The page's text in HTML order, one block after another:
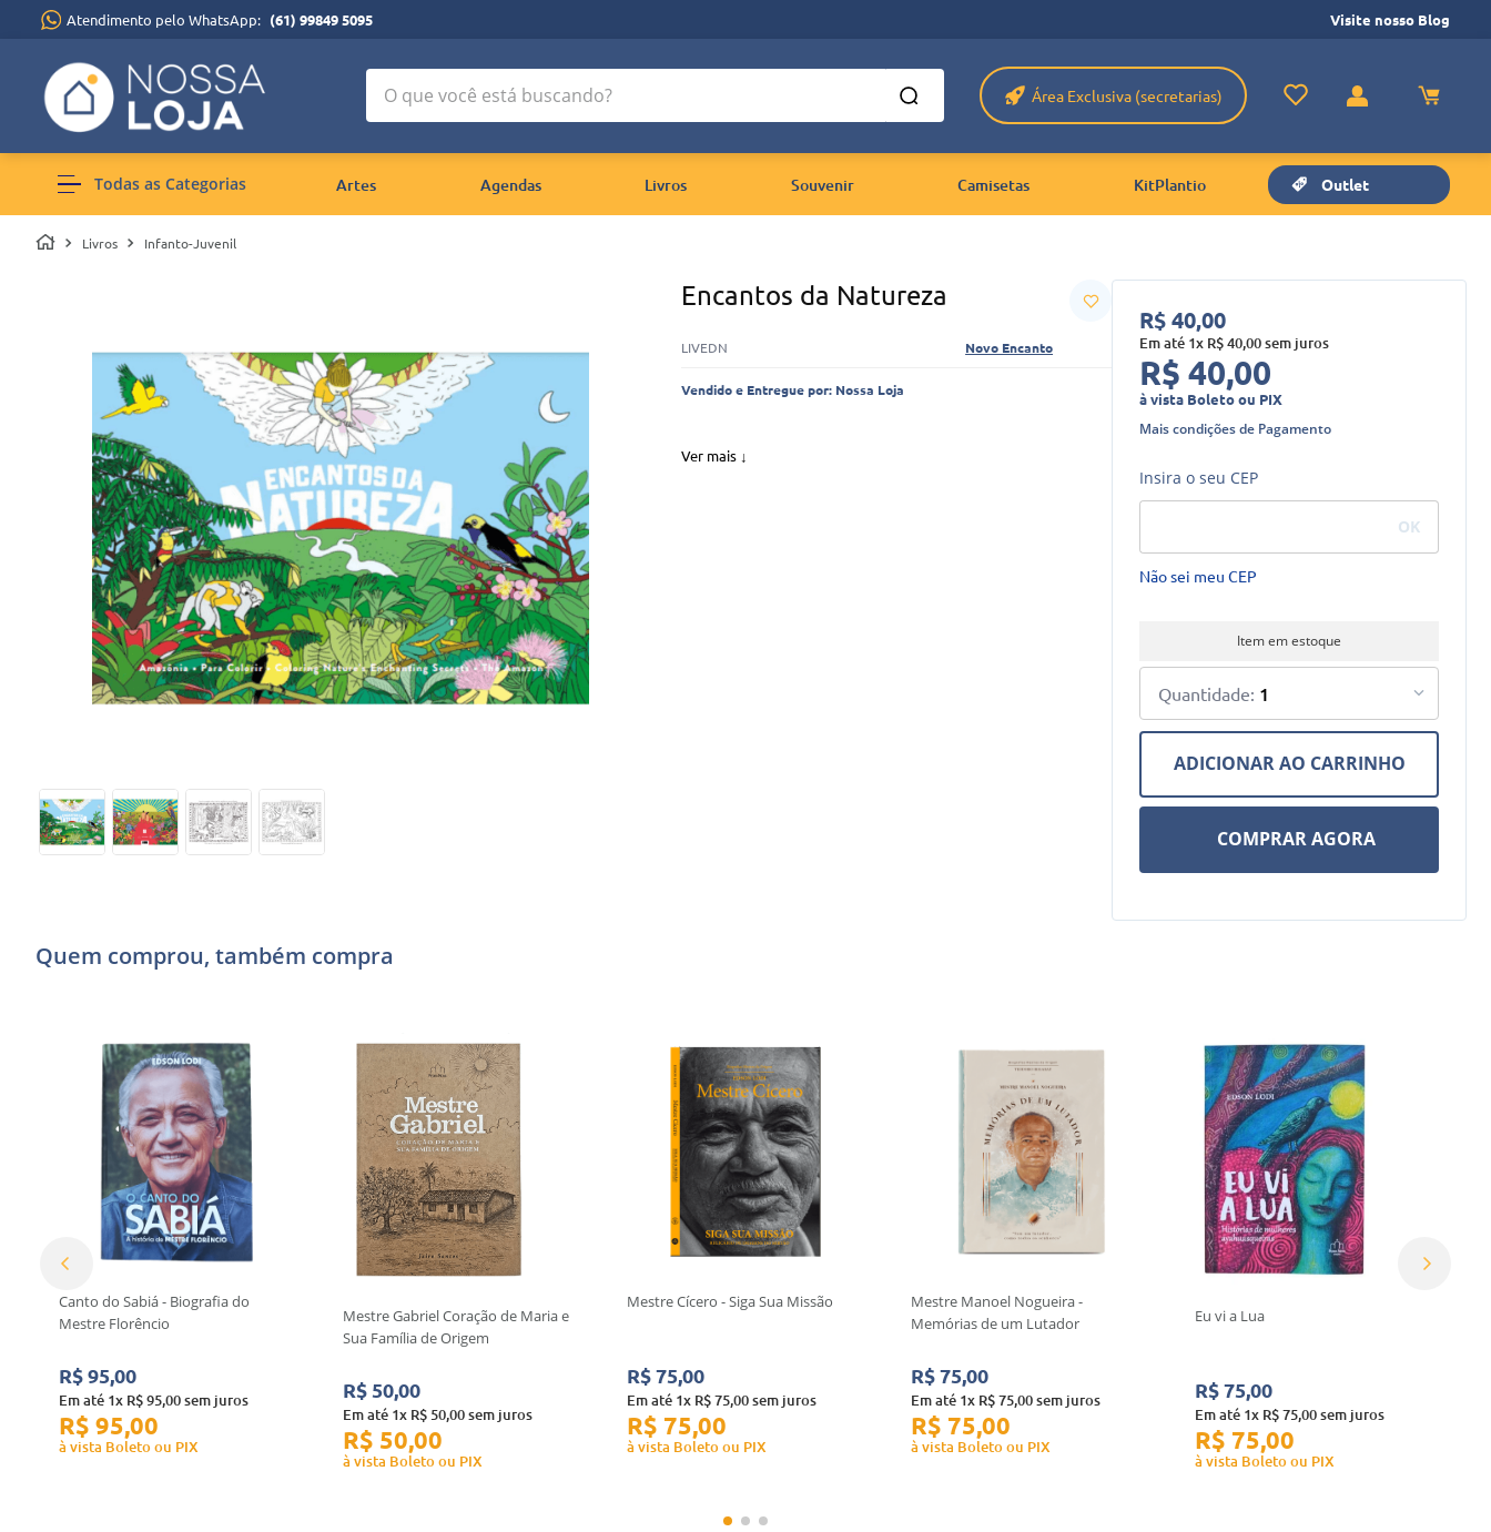
Atendimento pelo WhatsApp: (61) 99849 5095 Visite nosso Blog
O que você está buscando?
Área Exclusiva (secretarias)
Todas as Categorias Artes Agendas Livros Souvenir Camisetas KitPlantio Outlet
Livros Infanto-Juvenil
Encantos da Natureza
LIVEDN Novo Encanto
Vendido e Entregue por: Nossa Loja
Ver mais ↓
R$40,00
Em até 1x R$40,00sem juros
R$ 40,00
à vista Boleto ou PIX
Mais condições de Pagamento
Insira o seu CEP
Não sei meu CEP
Item em estoque
1
ADICIONAR AO CARRINHO
COMPRAR AGORA
Quem comprou, também compra
Canto do Sabiá - Biografia do
Mestre Florêncio
R$95,00
Em até 1x R$95,00sem juros
R$ 95,00
à vista Boleto ou PIX
Mestre Gabriel Coração de Maria e
Sua Família de Origem
R$ 50,00
Em até 1x R$ 50,00sem juros
R$ 50,00
à vista Boleto ou PIX
Mestre Cícero - Siga Sua Missão
R$75,00
Em até 1x R$75,00sem juros
R$ 75,00
à vista Boleto ou PIX
Mestre Manoel Nogueira -
Memórias de um Lutador
R$75,00
Em até 1x R$75,00sem juros
R$ 75,00
à vista Boleto ou PIX
Eu vi a Lua
R$75,00
Em até 1x R$75,00sem juros
R$ 75,00
à vista Boleto ou PIX